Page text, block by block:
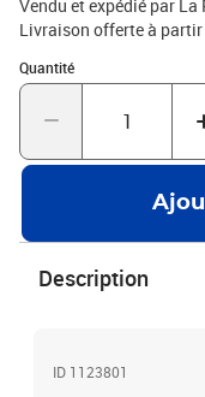
Vendu et expédié par La
Livraison offerte à partir
Quantité
Quantité : 1
Description
ID 1123801